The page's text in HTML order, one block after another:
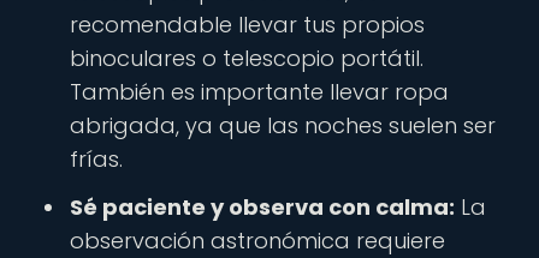
recomendable llevar tus propios
binoculares o telescopio portátil.
También es importante llevar ropa
abrigada, ya que las noches suelen ser
frías.
Sé paciente y observa con calma: La
observación astronómica requiere